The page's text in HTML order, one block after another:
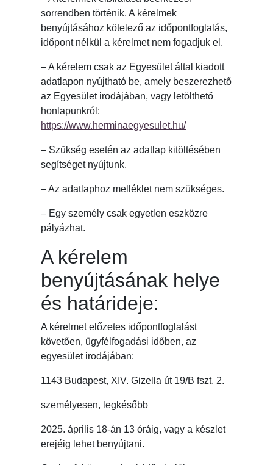
sorrendben történik. A kérelmek
benyújtásához kötelező az időpontfoglalás,
időpont nélkül a kérelmet nem fogadjuk el.
– A kérelem csak az Egyesület által kiadott
adatlapon nyújtható be, amely beszerezhető
az Egyesület irodájában, vagy letölthető
honlapunkról:
https://www.herminaegyesulet.hu/
– Szükség esetén az adatlap kitöltésében
segítséget nyújtunk.
– Az adatlaphoz melléklet nem szükséges.
– Egy személy csak egyetlen eszközre
pályázhat.
A kérelem
benyújtásának helye
és határideje:
A kérelmet előzetes időpontfoglalást
követően, ügyfélfogadási időben, az
egyesület irodájában:
1143 Budapest, XIV. Gizella út 19/B fszt. 2.
személyesen, legkésőbb
2025. április 18-án 13 óráig, vagy a készlet
erejéig lehet benyújtani.